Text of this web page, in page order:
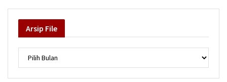
Arsip File